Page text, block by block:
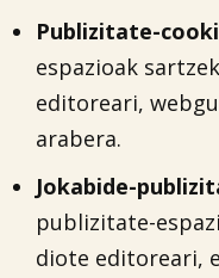
Publizitate-
espazioak
editoreari,
arabera.
Jokabide-
publizitate-
diote editoreari,